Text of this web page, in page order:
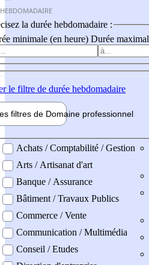
la durée hebdomadaire :
minimale (en heure) Durée
le filtre de durée hebdomadaire
filtres de Domaine professionnel
professionel
Achats / Comptabilité / Gestion
Arts / Artisanat d'art
Banque / Assurance
Bâtiment / Travaux Publics
Commerce / Vente
Communication / Multimédia
Conseil / Etudes